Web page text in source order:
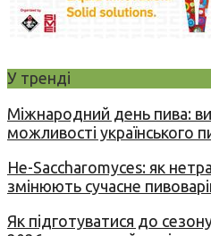
У тренді
Міжнародний день пива:
можливості українського
Не-Saccharomyces: як
змінюють сучасне
Як підготуватися до